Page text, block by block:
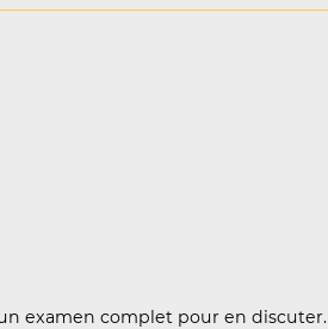
examen complet pour en discuter.